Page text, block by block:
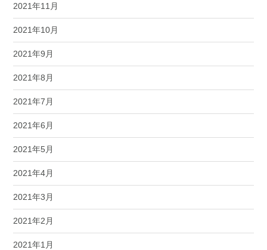
2021年11月
2021年10月
2021年9月
2021年8月
2021年7月
2021年6月
2021年5月
2021年4月
2021年3月
2021年2月
2021年1月